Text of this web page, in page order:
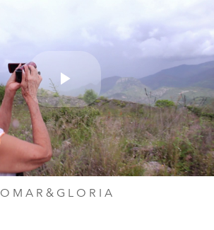
Play
Video
O M A R & G L O R I A